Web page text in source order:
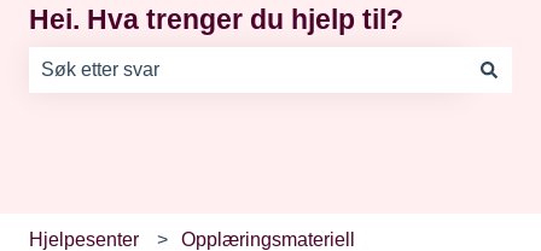
Hei. Hva trenger du hjelp til?
Hjelpesenter Opplæringsmateriell